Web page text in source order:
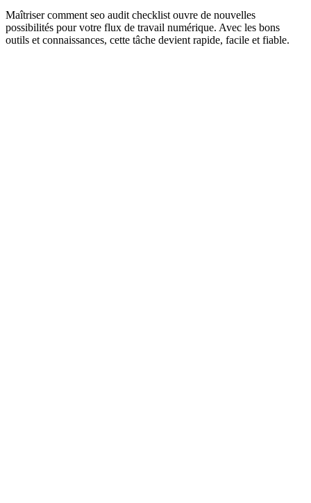
Maîtriser comment seo audit checklist ouvre de nouvelles
possibilités pour votre flux de travail numérique. Avec les bons
outils et connaissances, cette tâche devient rapide, facile et fiable.